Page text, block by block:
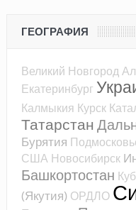
ГЕОГРАФИЯ
Великий Новгород
Екатеринбург
Калмыкия Курск
Татарстан
Бурятия
США Новосибирск
Башкортостан
(Якутия) ОРДЛО